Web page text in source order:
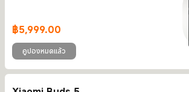
฿5,999.00
Current Price ฿5999
คูปองหมดแล้ว